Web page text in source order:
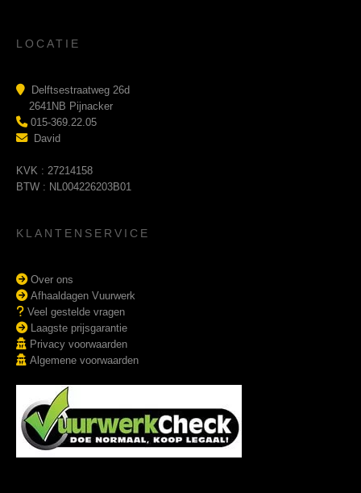
LOCATIE
Delftsestraatweg 26d
2641NB Pijnacker
015-369.22.05
David
KVK : 27214158
BTW : NL004226203B01
KLANTENSERVICE
Over ons
Afhaaldagen Vuurwerk
Veel gestelde vragen
Laagste prijsgarantie
Privacy voorwaarden
Algemene voorwaarden